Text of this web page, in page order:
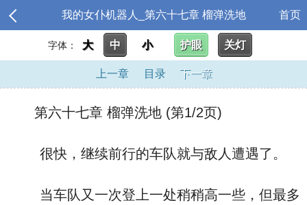
我的女仆机器人_第六十七章 榴弹洗地 首页
字体： 大 中 小 护眼 关灯
上一章 目录 下一章
第六十七章 榴弹洗地 (第1/2页)
很快，继续前行的车队就与敌人遭遇了。
当车队又一次登上一处稍稍高一些，但最多